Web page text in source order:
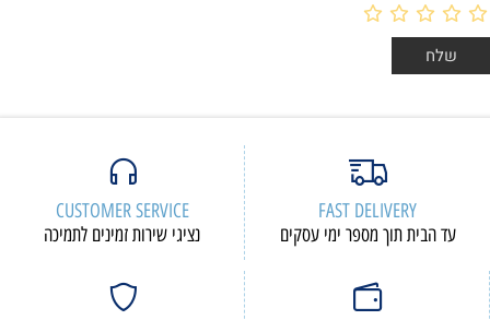
FAST DELIVERY
עד הבית תוך מספר ימי עסקים
CUSTOMER SERVICE
נציגי שירות זמינים לתמיכה